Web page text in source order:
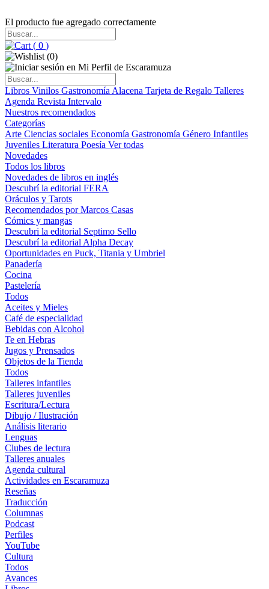
El producto fue agregado correctamente
( 0 )
(0)
Libros Vinilos Gastronomía Alacena Tarjeta de Regalo Talleres
Agenda Revista Intervalo
Nuestros recomendados
Categorías
Arte Ciencias sociales Economía Gastronomía Género Infantiles
Juveniles Literatura Poesía Ver todas
Novedades
Todos los libros
Novedades de libros en inglés
Descubrí la editorial FERA
Oráculos y Tarots
Recomendados por Marcos Casas
Cómics y mangas
Descubri la editorial Septimo Sello
Descubrí la editorial Alpha Decay
Oportunidades en Puck, Titania y Umbriel
Panadería
Cocina
Pastelería
Todos
Aceites y Mieles
Café de especialidad
Bebidas con Alcohol
Te en Hebras
Jugos y Prensados
Objetos de la Tienda
Todos
Talleres infantiles
Talleres juveniles
Escritura/Lectura
Dibujo / Ilustración
Análisis literario
Lenguas
Clubes de lectura
Talleres anuales
Agenda cultural
Actividades en Escaramuza
Reseñas
Traducción
Columnas
Podcast
Perfiles
YouTube
Cultura
Todos
Avances